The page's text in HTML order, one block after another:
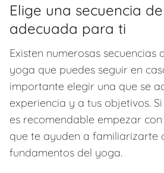
Elige una secuencia
adecuada para ti
Existen numerosas secuencias
yoga que puedes seguir en
importante elegir una que se
experiencia y a tus objetivos.
es recomendable empezar con
que te ayuden a familiarizarte
fundamentos del yoga.